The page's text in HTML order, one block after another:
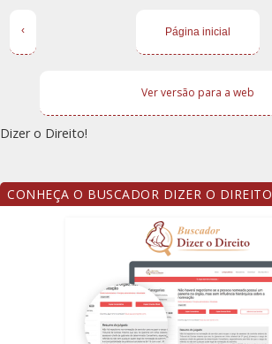
‹ Página inicial
Ver versão para a web
Dizer o Direito!
CONHEÇA O BUSCADOR DIZER O DIREITO